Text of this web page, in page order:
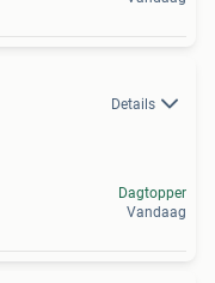
Details
Dagtopper
Vandaag